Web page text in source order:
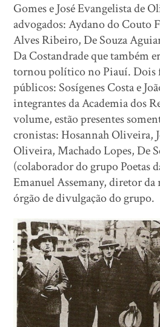
Gomes e José Evangelista de
advogados: Aydano do Couto
Alves Ribeiro, De Souza
Da Costandrade que também
tornou político no Piauí. Dois
públicos: Sosígenes Costa e
integrantes da Academia dos
volume, estão presentes
cronistas: Hosannah Oliveira,
Oliveira, Machado Lopes, De
(colaborador do grupo Poetas
Emanuel Assemany, diretor
órgão de divulgação do grupo.